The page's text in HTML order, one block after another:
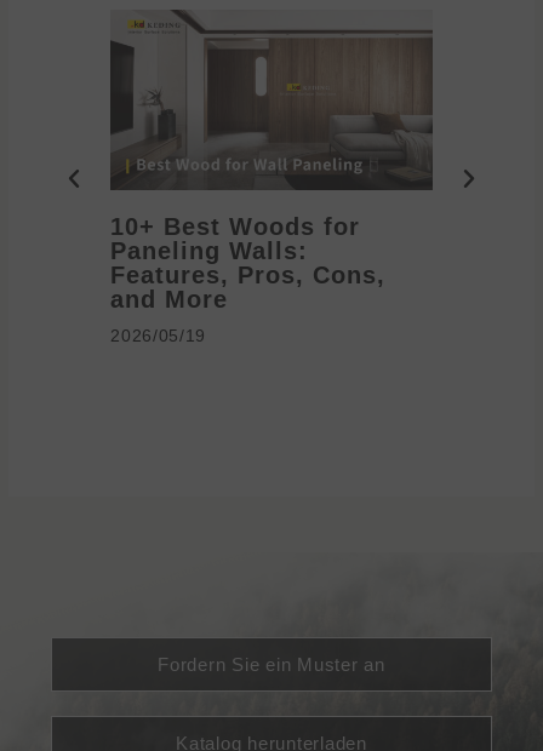
10+ Best Woods for
Paneling Walls:
Features, Pros, Cons,
and More
2026/05/19
Fordern Sie ein Muster an
Katalog herunterladen